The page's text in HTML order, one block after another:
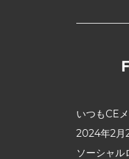
いつもCE
2024年2月
ソーシャ